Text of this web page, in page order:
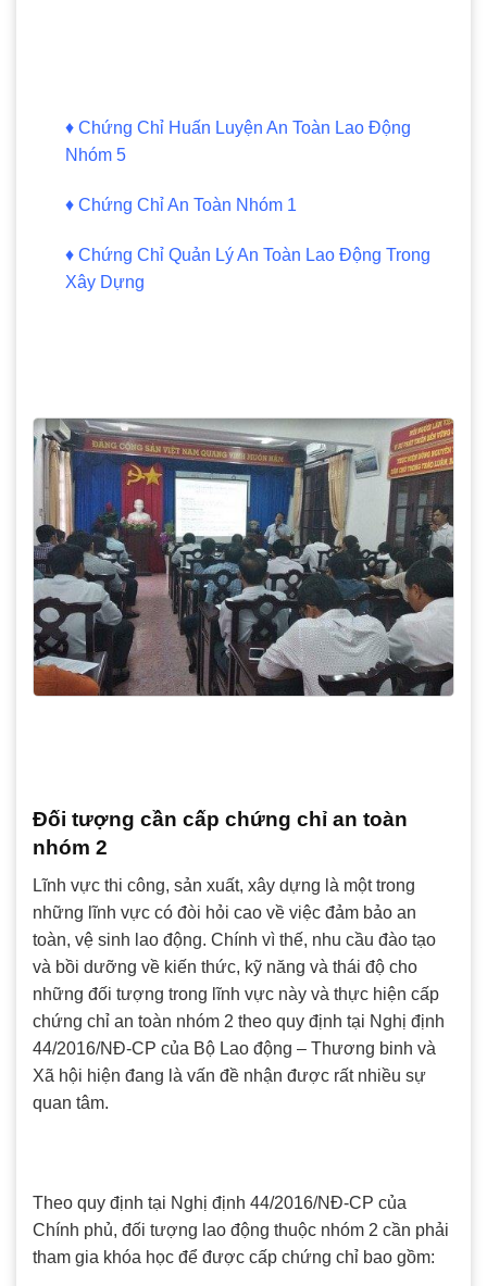
♦ Chứng Chỉ Huấn Luyện An Toàn Lao Động
Nhóm 5
♦ Chứng Chỉ An Toàn Nhóm 1
♦ Chứng Chỉ Quản Lý An Toàn Lao Động Trong
Xây Dựng
Đối tượng cần cấp chứng chỉ an toàn
nhóm 2
Lĩnh vực thi công, sản xuất, xây dựng là một trong
những lĩnh vực có đòi hỏi cao về việc đảm bảo an
toàn, vệ sinh lao động. Chính vì thế, nhu cầu đào tạo
và bồi dưỡng về kiến thức, kỹ năng và thái độ cho
những đối tượng trong lĩnh vực này và thực hiện cấp
chứng chỉ an toàn nhóm 2 theo quy định tại Nghị định
44/2016/NĐ-CP của Bộ Lao động – Thương binh và
Xã hội hiện đang là vấn đề nhận được rất nhiều sự
quan tâm.
Theo quy định tại Nghị định 44/2016/NĐ-CP của
Chính phủ, đối tượng lao động thuộc nhóm 2 cần phải
tham gia khóa học để được cấp chứng chỉ bao gồm: